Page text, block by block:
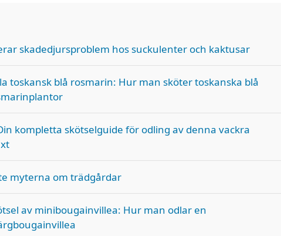
skadedjursproblem hos suckulenter och kaktusar
toskansk blå rosmarin: Hur man sköter toskanska blå
kompletta skötselguide för odling av denna vackra
myterna om trädgårdar
av minibougainvillea: Hur man odlar en